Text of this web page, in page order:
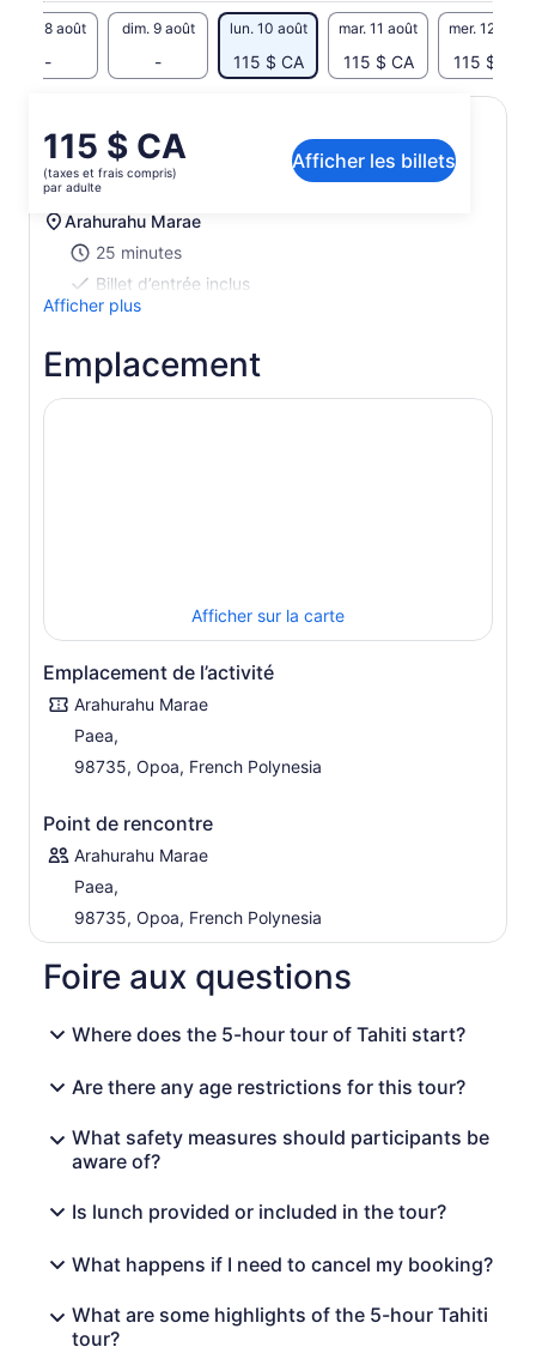
IL N'Y A PAS DE BAIGNADE PENDANT CETTE VISITE - PAS
D'ACCÈS EN FAUTEUIL ROULANT - PAS DE DÉJEUNER
sam. 8 août
-
dim. 9 août
-
lun. 10 août
115 $ CA
mar. 11 août
115 $ CA
mer. 12 août
115 $ CA
Le
prix
est
de 115 $ CA.
par
adulte
115 $ CA
(taxes et frais compris)
par adulte
Afficher les billets
Itinéraire d’activité
Arahurahu Marae
25 minutes
Billet d’entrée inclus
Afficher plus
Emplacement
Afficher sur la carte
Emplacement de l’activité
Arahurahu Marae
Paea,
98735, Opoa, French Polynesia
Point de rencontre
Arahurahu Marae
Paea,
98735, Opoa, French Polynesia
Foire aux questions
Where does the 5-hour tour of Tahiti start?
Are there any age restrictions for this tour?
What safety measures should participants be
aware of?
Is lunch provided or included in the tour?
What happens if I need to cancel my booking?
What are some highlights of the 5-hour Tahiti
tour?